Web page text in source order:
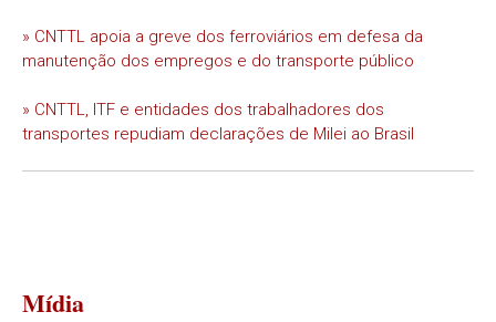
» CNTTL apoia a greve dos ferroviários em defesa da
manutenção dos empregos e do transporte público
» CNTTL, ITF e entidades dos trabalhadores dos
transportes repudiam declarações de Milei ao Brasil
Mídia